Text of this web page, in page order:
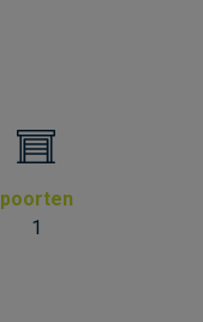
poorten
1